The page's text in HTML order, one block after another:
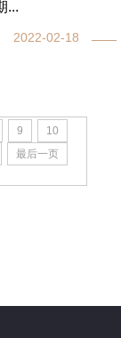
...
2022-02-18
9
10
最后一页